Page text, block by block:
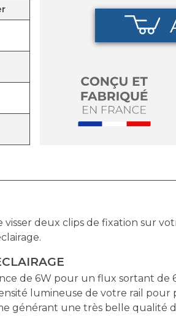
visser deux clips de fixation
de 6W pour un flux sortant de
lumineuse de votre rail pour
une très belle qualité